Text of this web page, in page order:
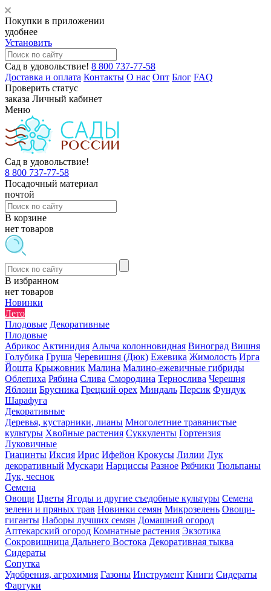
Покупки в приложении
удобнее
Установить
Сад в удовольствие! 8 800 737-77-58
Доставка и оплата Контакты О нас Опт Блог FAQ
Проверить статус
заказа Личный кабинет
Меню
Сад в удовольствие!
8 800 737-77-58
Посадочный материал
почтой
В корзине
нет товаров
В избранном
нет товаров
Новинки
Лето
Плодовые Декоративные
Плодовые
Абрикос Актинидия Алыча колонновидная Виноград Вишня
Голубика Груша Черевишня (Дюк) Ежевика Жимолость Ирга
Йошта Крыжовник Малина Малино-ежевичные гибриды
Облепиха Рябина Слива Смородина Тернослива Черешня
Яблони Брусника Грецкий орех Миндаль Персик Фундук
Шарафуга
Декоративные
Деревья, кустарники, лианы Многолетние травянистые
культуры Хвойные растения Суккуленты Гортензия
Луковичные
Гиацинты Иксия Ирис Ифейон Крокусы Лилии Лук
декоративный Мускари Нарциссы Разное Рябчики Тюльпаны
Лук, чеснок
Семена
Овощи Цветы Ягоды и другие съедобные культуры Семена
зелени и пряных трав Новинки семян Микрозелень Овощи-
гиганты Наборы лучших семян Домашний огород
Аптекарский огород Комнатные растения Экзотика
Сокровищница Дальнего Востока Декоративная тыква
Сидераты
Сопутка
Удобрения, агрохимия Газоны Инструмент Книги Сидераты
Фартуки